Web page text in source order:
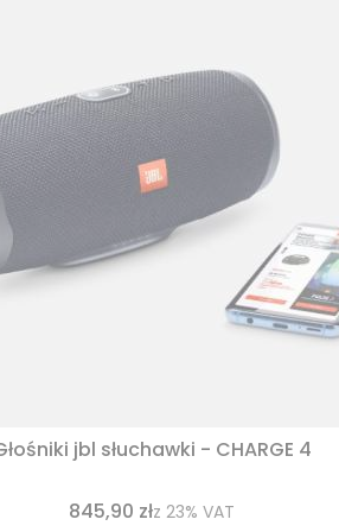
jbl słuchawki - CHARGE 4
845,90 złz 23% VAT